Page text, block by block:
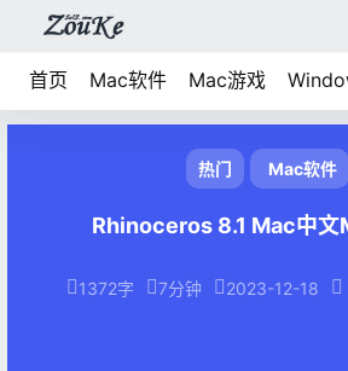
首页 Mac软件 Mac游戏
热门 Mac软件
Rhinoceros 8.1 Mac中文
1372字 7分钟 2023-12-18